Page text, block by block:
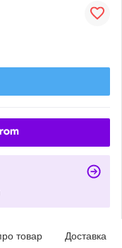
товар Доставка